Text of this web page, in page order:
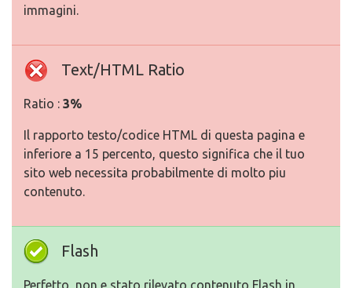
immagini.
Text/HTML Ratio
Ratio : 3%
Il rapporto testo/codice HTML di questa pagina e
inferiore a 15 percento, questo significa che il tuo
sito web necessita probabilmente di molto piu
contenuto.
Flash
Perfetto, non e stato rilevato contenuto Flash in